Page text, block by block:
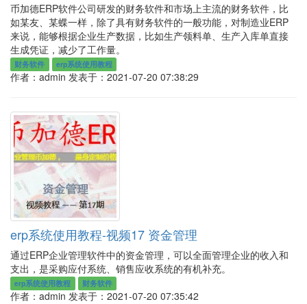
币加德ERP软件公司研发的财务软件和市场上主流的财务软件，比
如某友、某蝶一样，除了具有财务软件的一般功能，对制造业ERP
来说，能够根据企业生产数据，比如生产领料单、生产入库单直接
生成凭证，减少了工作量。
财务软件 erp系统使用教程
作者：admin 发表于：2021-07-20 07:38:29
erp系统使用教程-视频17 资金管理
通过ERP企业管理软件中的资金管理，可以全面管理企业的收入和
支出，是采购应付系统、销售应收系统的有机补充。
erp系统使用教程 财务软件
作者：admin 发表于：2021-07-20 07:35:42